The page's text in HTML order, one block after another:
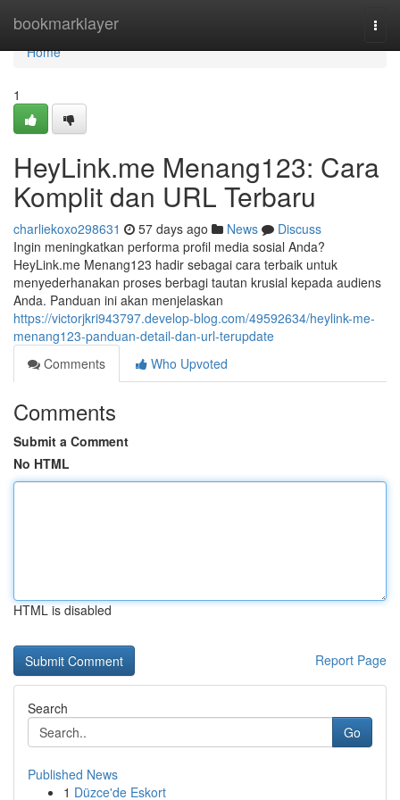
bookmarklayer
Home
Home
1
HeyLink.me Menang123: Cara
Komplit dan URL Terbaru
charliekoxo298631 57 days ago News
Discuss
Ingin meningkatkan performa profil media sosial Anda?
HeyLink.me Menang123 hadir sebagai cara terbaik untuk
menyederhanakan proses berbagi tautan krusial kepada audiens
Anda. Panduan ini akan menjelaskan
https://victorjkri943797.develop-blog.com/49592634/heylink-me-
menang123-panduan-detail-dan-url-terupdate
Comments
Who Upvoted
Comments
Submit a Comment
No HTML
HTML is disabled
Report Page
Search
Go
Published News
1 Düzce'de Eskort